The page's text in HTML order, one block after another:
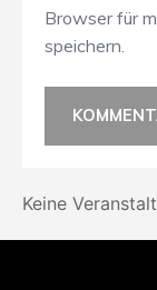
Browser für
speichern.
Keine